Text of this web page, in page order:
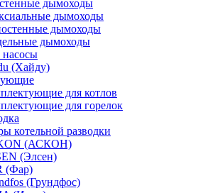
дымоходы
дымоходы
дымоходы
дымоходы
(Хайду)
для котлов
для горелок
котельной разводки
(АСКОН)
(Элсен)
(Фар)
(Грундфос)